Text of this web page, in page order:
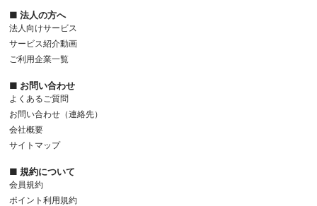
■ 法人の方へ
法人向けサービス
サービス紹介動画
ご利用企業一覧
■ お問い合わせ
よくあるご質問
お問い合わせ（連絡先）
会社概要
サイトマップ
■ 規約について
会員規約
ポイント利用規約